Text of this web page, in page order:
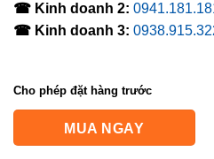
☎ Kinh doanh 2:
☎ Kinh doanh 3:
Cho phép đặt hàng trước
MUA NGAY